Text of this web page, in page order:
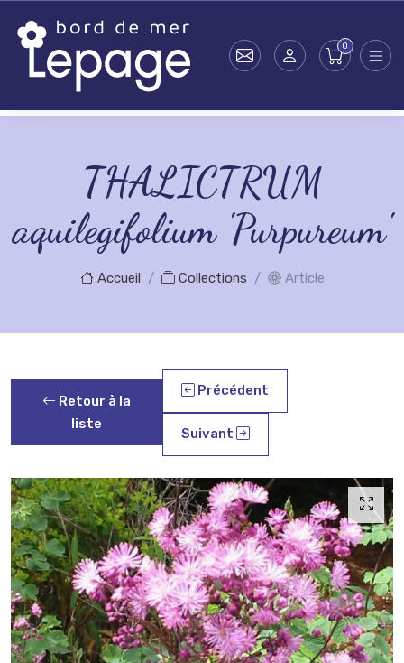
THALICTRUM
aquilegifolium 'Purpureum'
Accueil Collections Article
Retour à la
liste
Précédent
Suivant